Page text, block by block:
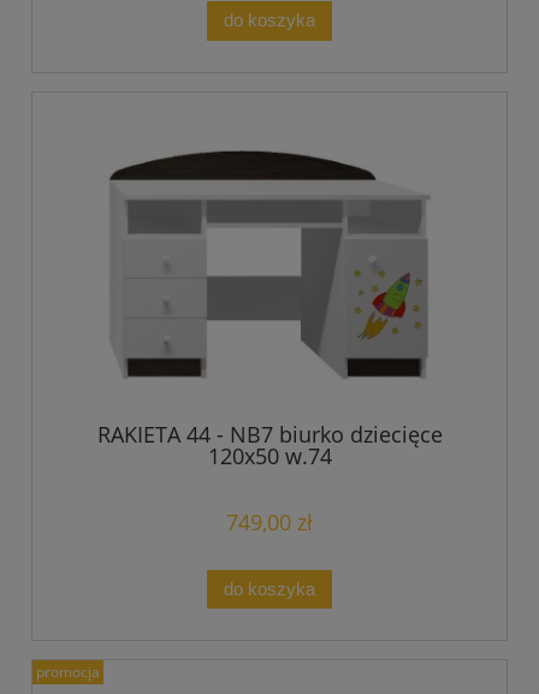
do koszyka
RAKIETA 44 - NB7 biurko dziecięce
120x50 w.74
749,00 zł
do koszyka
promocja